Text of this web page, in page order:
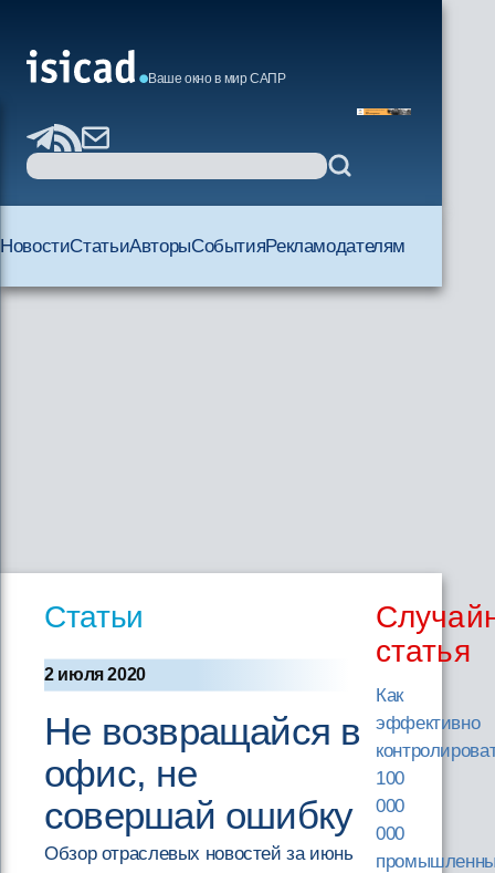
Ваше окно в мир САПР
НовостиСтатьиАвторыСобытияРекламодателям
Статьи
2 июля 2020
Не возвращайся в
офис, не
совершай ошибку
Обзор отраслевых новостей за июнь
статья
Как
эффективно
100
000
000